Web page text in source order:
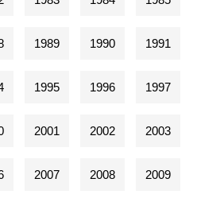
1989 1990 1991
1995 1996 1997
2001 2002 2003
2007 2008 2009